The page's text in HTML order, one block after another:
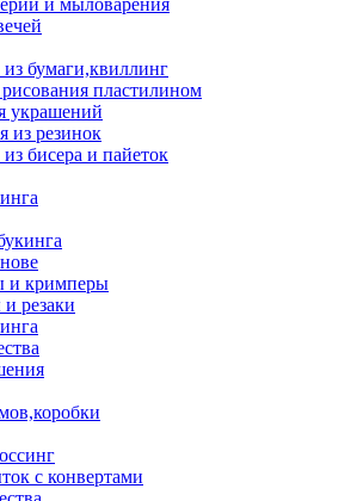
и мыловарения
бумаги,квиллинг
пластилином
украшений
из резинок
бисера и пайеток
и кримперы
резаки
с конвертами